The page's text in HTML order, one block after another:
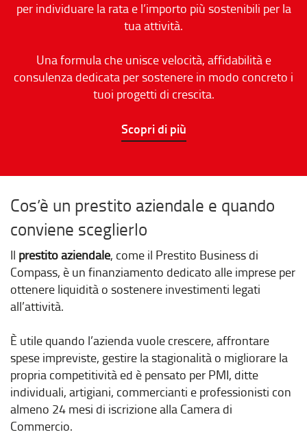
per individuare la rata e l’importo più sostenibili per la
tua attività.
Una formula che unisce velocità, affidabilità e
consulenza dedicata per sostenere in modo concreto i
tuoi progetti di crescita.
Scopri di più
Cos’è un prestito aziendale e quando
conviene sceglierlo
Il prestito aziendale, come il Prestito Business di
Compass, è un finanziamento dedicato alle imprese per
ottenere liquidità o sostenere investimenti legati
all’attività.
È utile quando l’azienda vuole crescere, affrontare
spese impreviste, gestire la stagionalità o migliorare la
propria competitività ed è pensato per PMI, ditte
individuali, artigiani, commercianti e professionisti con
almeno 24 mesi di iscrizione alla Camera di
Commercio.